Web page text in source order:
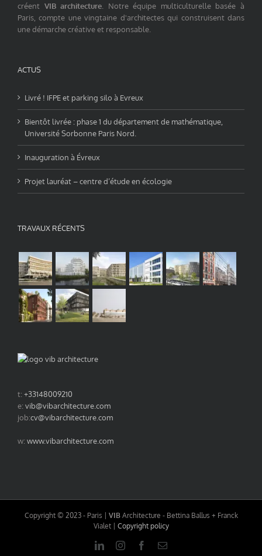
créent VIB architecture . Notre équipe multiculturelle basée à
Paris, compte une vingtaine d'architectes qui construisent dans
une démarche créative et responsable.
ACTUS
Livré ! IFPE et parking silo à Evreux
Bientôt livrée : phase 1 du département de mathématique,
Université Sorbonne Paris Nord.
Inauguration à Évreux
Projet lauréat – centre d’étude en écologie
TRAVAUX RÉCENTS
t: +33148009210
e: vib@vibarchitecture.com
job:cv@vibarchitecture.com
w: www.vibarchitecture.com
Copyright © 2023 - Paris | VIB Architecture - Bettina Ballus + Franck
Vialet | Copyright policy
LinkedInInstagramFacebook
Email